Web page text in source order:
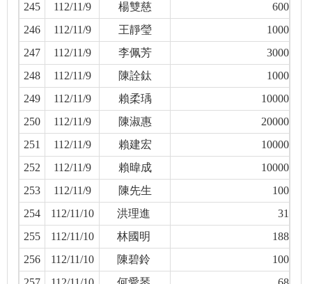
245
112/11/9 楊雙慈
600
246
112/11/9 王靜瑩
1000
247
112/11/9 李佩芳
3000
248
112/11/9 陳詮鈦
1000
249
112/11/9 賴柔瑀
10000
250
112/11/9 陳淑惠
20000
251
112/11/9 賴建宏
10000
252
112/11/9 賴暐成
10000
253
112/11/9 陳先生
100
254
112/11/10 洪理進
31
255
112/11/10 林國明
188
256
112/11/10 陳碧鈴
100